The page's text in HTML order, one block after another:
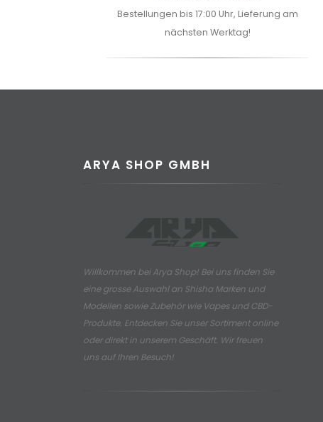
Bestellungen bis 17:00 Uhr, Lieferung am
nächsten Werktag!
ARYA SHOP GMBH
Willkommen bei Arya Shop! Bei uns finden Sie
eine grosse Auswahl an Shisha Marken und
Modellen sowie Zubehör wie Vapes und CBD-
Produkte. Entdecken Sie unser Sortiment online
oder direkt in unserem Geschäft. Wir freuen
uns auf Ihren Besuch!